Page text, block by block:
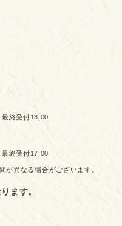
終受付18:00
終受付17:00
が異なる場合がございます。
ます。